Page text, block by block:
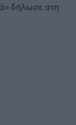
δήλωσε στη